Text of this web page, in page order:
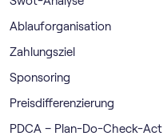
Ablauforganisation
Zahlungsziel
Sponsoring
Preisdifferenzierung
PDCA – Plan-Do-Check-Act